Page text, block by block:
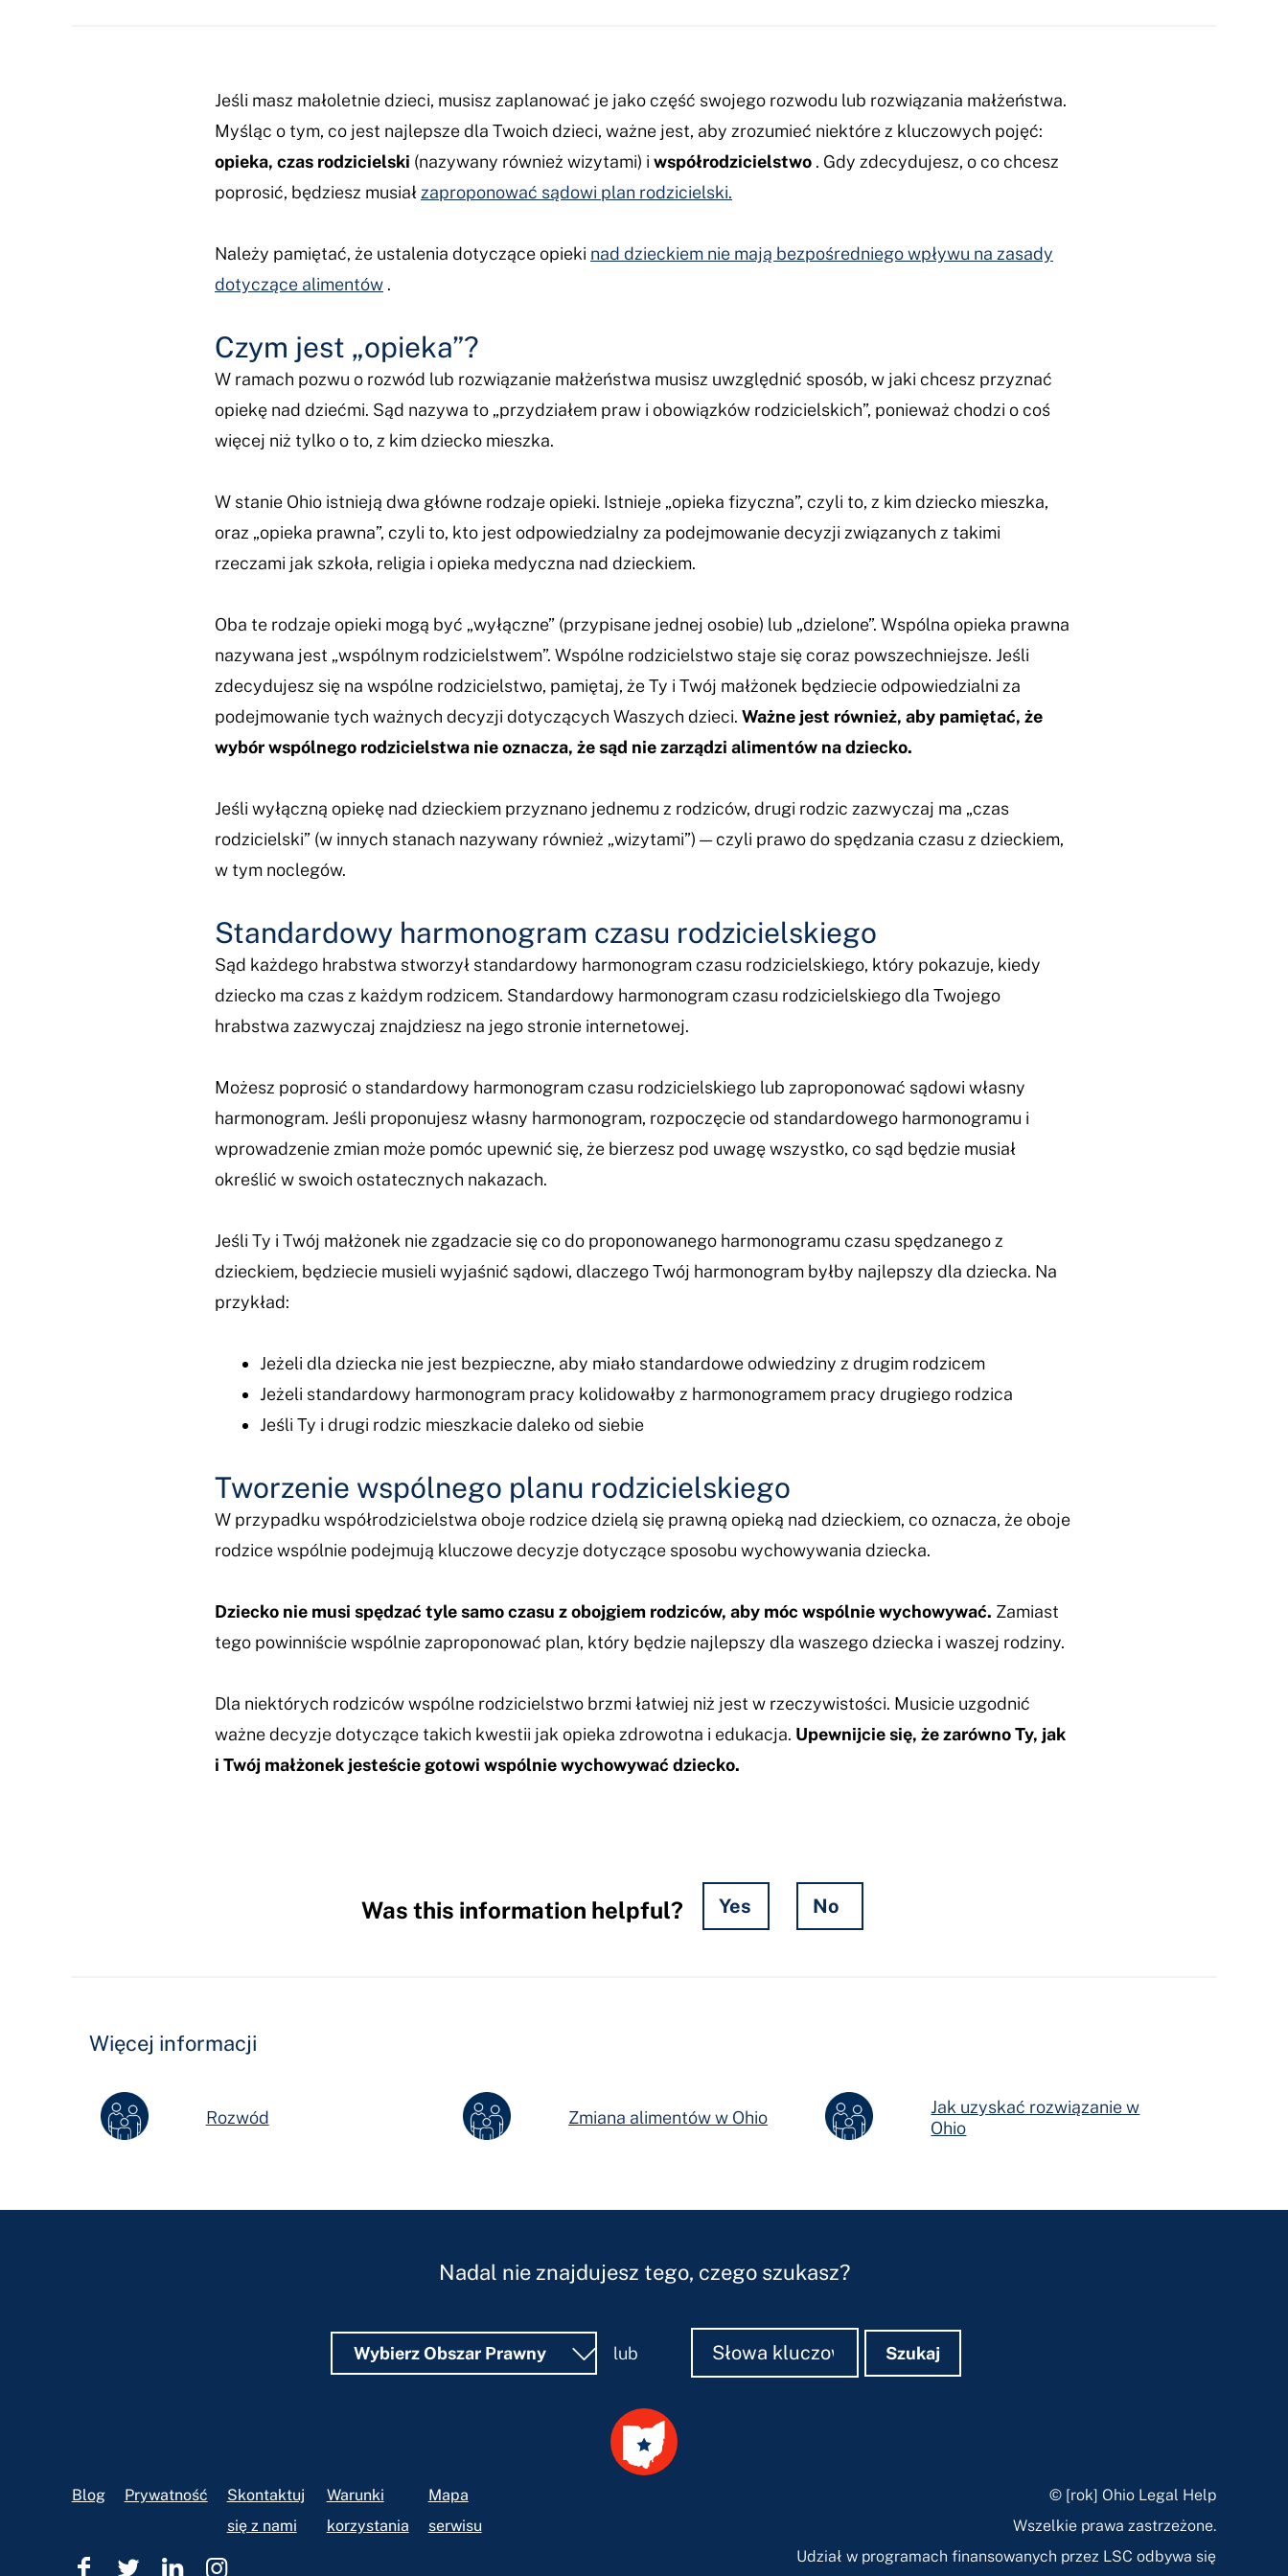
Jeśli masz małoletnie dzieci, musisz zaplanować je jako część swojego rozwodu lub rozwiązania małżeństwa.
Myśląc o tym, co jest najlepsze dla Twoich dzieci, ważne jest, aby zrozumieć niektóre z kluczowych pojęć:
opieka, czas rodzicielski (nazywany również wizytami) i współrodzicielstwo . Gdy zdecydujesz, o co chcesz
poprosić, będziesz musiał zaproponować sądowi plan rodzicielski.
Należy pamiętać, że ustalenia dotyczące opieki nad dzieckiem nie mają bezpośredniego wpływu na zasady
dotyczące alimentów .
Czym jest „opieka”?
W ramach pozwu o rozwód lub rozwiązanie małżeństwa musisz uwzględnić sposób, w jaki chcesz przyznać
opiekę nad dziećmi. Sąd nazywa to „przydziałem praw i obowiązków rodzicielskich”, ponieważ chodzi o coś
więcej niż tylko o to, z kim dziecko mieszka.
W stanie Ohio istnieją dwa główne rodzaje opieki. Istnieje „opieka fizyczna”, czyli to, z kim dziecko mieszka,
oraz „opieka prawna”, czyli to, kto jest odpowiedzialny za podejmowanie decyzji związanych z takimi
rzeczami jak szkoła, religia i opieka medyczna nad dzieckiem.
Oba te rodzaje opieki mogą być „wyłączne” (przypisane jednej osobie) lub „dzielone”. Wspólna opieka prawna
nazywana jest „wspólnym rodzicielstwem”. Wspólne rodzicielstwo staje się coraz powszechniejsze. Jeśli
zdecydujesz się na wspólne rodzicielstwo, pamiętaj, że Ty i Twój małżonek będziecie odpowiedzialni za
podejmowanie tych ważnych decyzji dotyczących Waszych dzieci. Ważne jest również, aby pamiętać, że
wybór wspólnego rodzicielstwa nie oznacza, że sąd nie zarządzi alimentów na dziecko.
Jeśli wyłączną opiekę nad dzieckiem przyznano jednemu z rodziców, drugi rodzic zazwyczaj ma „czas
rodzicielski” (w innych stanach nazywany również „wizytami”) — czyli prawo do spędzania czasu z dzieckiem,
w tym noclegów.
Standardowy harmonogram czasu rodzicielskiego
Sąd każdego hrabstwa stworzył standardowy harmonogram czasu rodzicielskiego, który pokazuje, kiedy
dziecko ma czas z każdym rodzicem. Standardowy harmonogram czasu rodzicielskiego dla Twojego
hrabstwa zazwyczaj znajdziesz na jego stronie internetowej.
Możesz poprosić o standardowy harmonogram czasu rodzicielskiego lub zaproponować sądowi własny
harmonogram. Jeśli proponujesz własny harmonogram, rozpoczęcie od standardowego harmonogramu i
wprowadzenie zmian może pomóc upewnić się, że bierzesz pod uwagę wszystko, co sąd będzie musiał
określić w swoich ostatecznych nakazach.
Jeśli Ty i Twój małżonek nie zgadzacie się co do proponowanego harmonogramu czasu spędzanego z
dzieckiem, będziecie musieli wyjaśnić sądowi, dlaczego Twój harmonogram byłby najlepszy dla dziecka. Na
przykład:
Jeżeli dla dziecka nie jest bezpieczne, aby miało standardowe odwiedziny z drugim rodzicem
Jeżeli standardowy harmonogram pracy kolidowałby z harmonogramem pracy drugiego rodzica
Jeśli Ty i drugi rodzic mieszkacie daleko od siebie
Tworzenie wspólnego planu rodzicielskiego
W przypadku współrodzicielstwa oboje rodzice dzielą się prawną opieką nad dzieckiem, co oznacza, że oboje
rodzice wspólnie podejmują kluczowe decyzje dotyczące sposobu wychowywania dziecka.
Dziecko nie musi spędzać tyle samo czasu z obojgiem rodziców, aby móc wspólnie wychowywać. Zamiast
tego powinniście wspólnie zaproponować plan, który będzie najlepszy dla waszego dziecka i waszej rodziny.
Dla niektórych rodziców wspólne rodzicielstwo brzmi łatwiej niż jest w rzeczywistości. Musicie uzgodnić
ważne decyzje dotyczące takich kwestii jak opieka zdrowotna i edukacja. Upewnijcie się, że zarówno Ty, jak
i Twój małżonek jesteście gotowi wspólnie wychowywać dziecko.
Was this information helpful? Yes No
Więcej informacji
Rozwód Zmiana alimentów w Ohio
Jak uzyskać rozwiązanie w
Ohio
Nadal nie znajdujesz tego, czego szukasz?
Wybierz Obszar Prawny lub
Szukaj
Szukaj Szukaj
Footer
Blog Prywatność
Skontaktuj
się z nami
Warunki
korzystania
Mapa
serwisu
PomocPomocPomoc
© [rok] Ohio Legal Help
Wszelkie prawa zastrzeżone.
Udział w programach finansowanych przez LSC odbywa się